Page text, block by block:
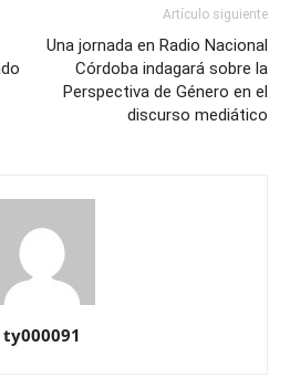
Artículo siguiente
Una jornada en Radio Nacional
Córdoba indagará sobre la
Perspectiva de Género en el
discurso mediático
ty000091